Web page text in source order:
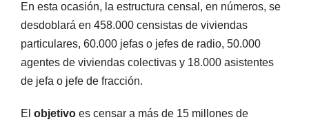
En esta ocasión, la estructura censal, en números, se
desdoblará en 458.000 censistas de viviendas
particulares, 60.000 jefas o jefes de radio, 50.000
agentes de viviendas colectivas y 18.000 asistentes
de jefa o jefe de fracción.
El objetivo es censar a más de 15 millones de